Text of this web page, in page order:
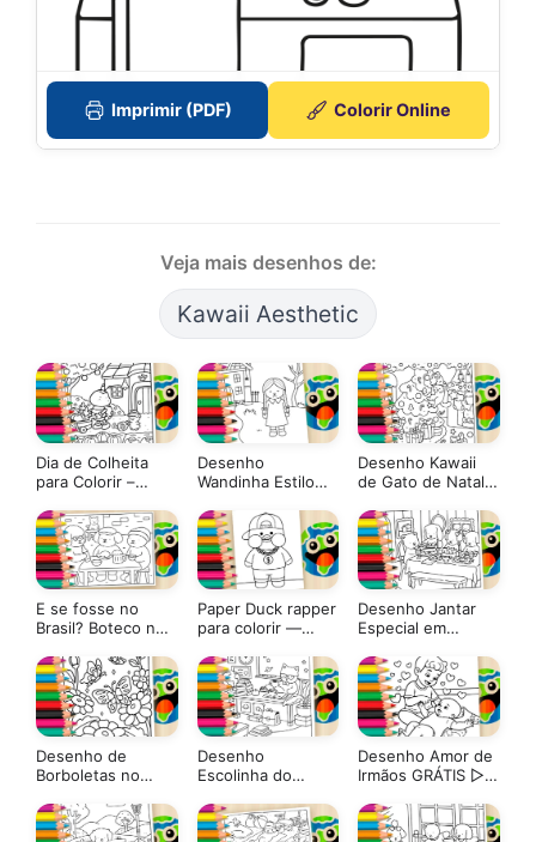
Imprimir (PDF) Colorir Online
Veja mais desenhos de:
Kawaii Aesthetic
Dia de Colheita
para Colorir –
Desenho
Wandinha Estilo
para Colorir
Desenho Kawaii
de Gato de Natal
Imprimir PDF
Grátis ou Pintar
Online!
E se fosse no
Brasil? Boteco no
Goods
Paper Duck rapper
para colorir —
estiloso!
Desenho Jantar
Especial em
Bobbie Goods
para Colorir
Desenho de
Borboletas no
Desenho
Escolinha do
Bobbie Goods –
Colorir Online
Desenho Amor de
Irmãos GRÁTIS ▷